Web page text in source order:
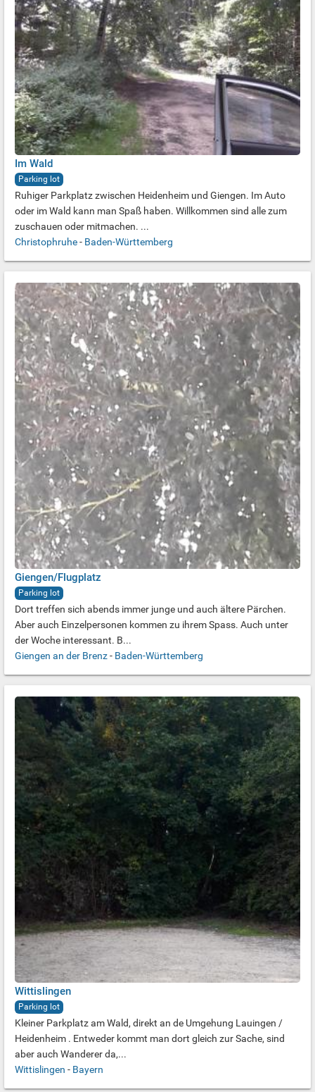
Im Wald
Parking lot
Ruhiger Parkplatz zwischen Heidenheim und Giengen. Im Auto
oder im Wald kann man Spaß haben. Willkommen sind alle zum
zuschauen oder mitmachen. ...
Christophruhe- Baden-Württemberg
Giengen/Flugplatz
Parking lot
Dort treffen sich abends immer junge und auch ältere Pärchen.
Aber auch Einzelpersonen kommen zu ihrem Spass. Auch unter
der Woche interessant. B...
Giengen an der Brenz- Baden-Württemberg
Wittislingen
Parking lot
Kleiner Parkplatz am Wald, direkt an de Umgehung Lauingen /
Heidenheim . Entweder kommt man dort gleich zur Sache, sind
aber auch Wanderer da,...
Wittislingen - Bayern